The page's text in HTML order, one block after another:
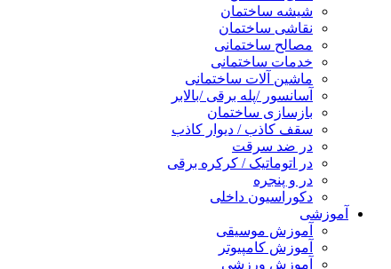
شیشه ساختمان
نقاشی ساختمان
مصالح ساختمانی
خدمات ساختمانی
ماشین آلات ساختمانی
آسانسور /پله برقی /بالابر
بازسازی ساختمان
سقف کاذب / دیوار کاذب
در ضد سرقت
در اتوماتیک / کرکره برقی
در و پنجره
دکوراسیون داخلی
آموزشی
آموزش موسیقی
آموزش کامپیوتر
آموزش ورزشی